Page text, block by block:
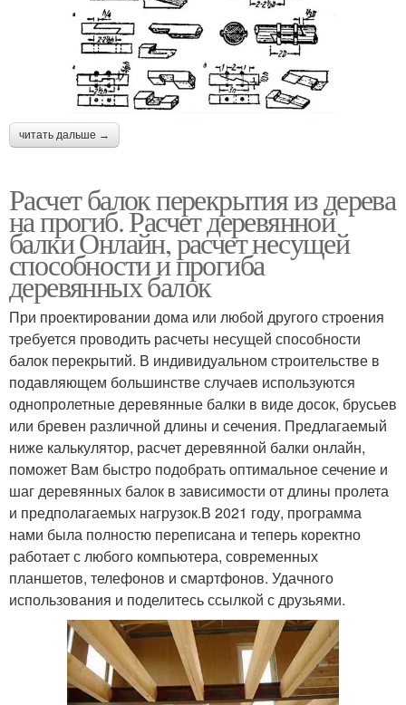
читать дальше →
Расчет балок перекрытия из дерева
на прогиб. Расчет деревянной
балки Онлайн, расчет несущей
способности и прогиба
деревянных балок
При проектировании дома или любой другого строения
требуется проводить расчеты несущей способности
балок перекрытий. В индивидуальном строительстве в
подавляющем большинстве случаев используются
однопролетные деревянные балки в виде досок, брусьев
или бревен различной длины и сечения. Предлагаемый
ниже калькулятор, расчет деревянной балки онлайн,
поможет Вам быстро подобрать оптимальное сечение и
шаг деревянных балок в зависимости от длины пролета
и предполагаемых нагрузок.В 2021 году, программа
нами была полностю переписана и теперь коректно
работает с любого компьютера, современных
планшетов, телефонов и смартфонов. Удачного
использования и поделитесь ссылкой с друзьями.